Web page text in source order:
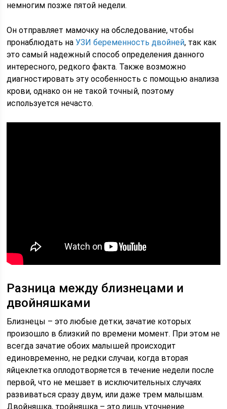
немногим позже пятой недели.
Он отправляет мамочку на обследование, чтобы
пронаблюдать наУЗИ беременность двойней, так как
это самый надежный способ определения данного
интересного, редкого факта. Также возможно
диагностировать эту особенность с помощью анализа
крови, однако он не такой точный, поэтому
используется нечасто.
Разница между близнецами и
двойняшками
Близнецы – это любые детки, зачатие которых
произошло в близкий по времени момент. При этом не
всегда зачатие обоих малышей происходит
единовременно, не редки случаи, когда вторая
яйцеклетка оплодотворяется в течение недели после
первой, что не мешает в исключительных случаях
развиваться сразу двум, или даже трем малышам.
Двойняшка, тройняшка – это лишь уточнение